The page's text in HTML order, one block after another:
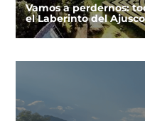
Vamos a perdernos:
el Laberinto del Ajusco